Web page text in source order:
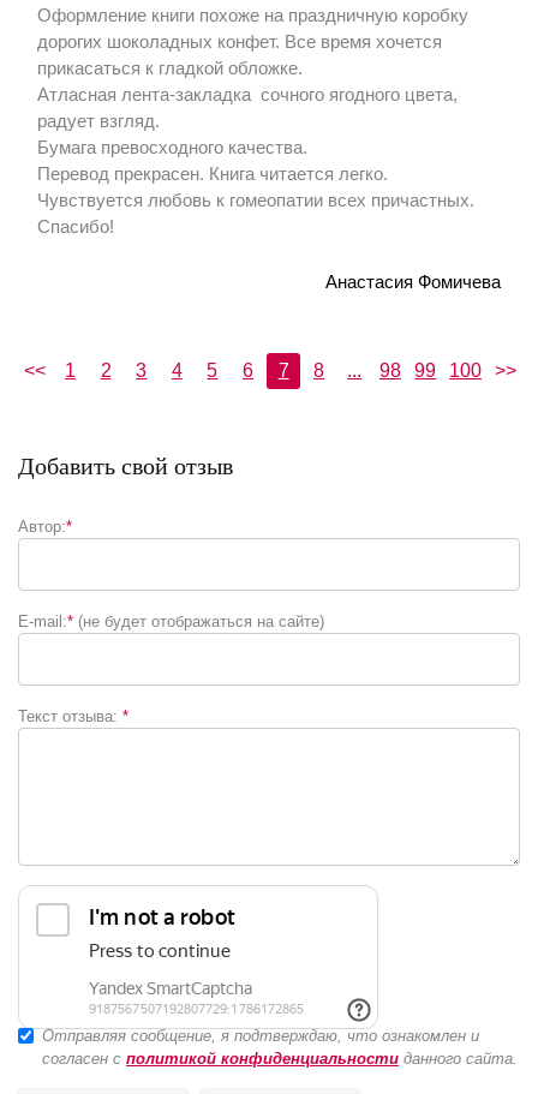
Оформление книги похоже на праздничную коробку
дорогих шоколадных конфет. Все время хочется
прикасаться к гладкой обложке.
Атласная лента-закладка сочного ягодного цвета,
радует взгляд.
Бумага превосходного качества.
Перевод прекрасен. Книга читается легко.
Чувствуется любовь к гомеопатии всех причастных.
Спасибо!
Анастасия Фомичева
<< 1 2 3 4 5 6 7 8 ... 98 99 100 >>
Добавить свой отзыв
Автор:*
E-mail:* (не будет отображаться на сайте)
Текст отзыва: *
Отправляя сообщение, я подтверждаю, что ознакомлен и
согласен с политикой конфиденциальности данного сайта.